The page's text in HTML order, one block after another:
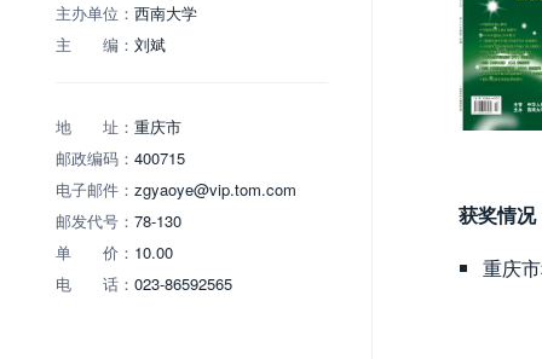
主办单位： 西南大学
主 编： 刘斌
地 址： 重庆市
邮政编码： 400715
电子邮件： zgyaoye@vip.tom.com
邮发代号： 78-130
单 价： 10.00
电 话： 023-86592565
获奖情况
重庆